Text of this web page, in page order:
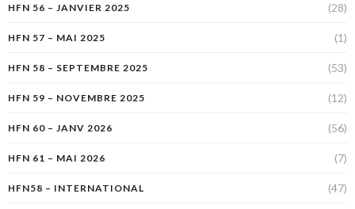
HFN 56 – JANVIER 2025 (28)
HFN 57 – MAI 2025 (1)
HFN 58 – SEPTEMBRE 2025 (53)
HFN 59 – NOVEMBRE 2025 (12)
HFN 60 – JANV 2026 (56)
HFN 61 – MAI 2026 (7)
HFN58 – INTERNATIONAL (47)